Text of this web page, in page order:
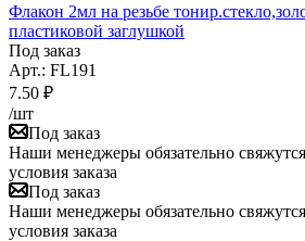
Флакон 2мл на резьбе
пластиковой заглушкой
Под заказ
Арт.: FL191
7.50 ₽
/шт
Под заказ
Наши менеджеры обязательно
условия заказа
Под заказ
Наши менеджеры обязательно
условия заказа